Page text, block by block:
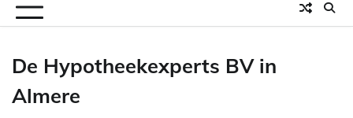
De Hypotheekexperts BV in
Almere